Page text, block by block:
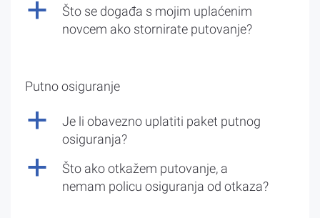
a
Što se događa s mojim uplaćenim
novcem ako stornirate putovanje?
Putno osiguranje
a
Je li obavezno uplatiti paket putnog
osiguranja?
a
Što ako otkažem putovanje, a
nemam policu osiguranja od otkaza?